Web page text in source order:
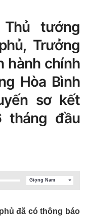
tướng
Trưởng
hành chính
Hòa Bình
sơ kết
tháng đầu
Giọng Nam
đã có thông báo